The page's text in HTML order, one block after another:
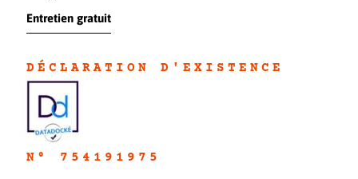
Entretien gratuit
DÉCLARATION D'EXISTENC E
N° 754191975